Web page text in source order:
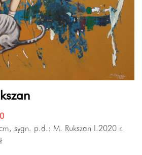
sygn. p.d.: M. Rukszan I.2020 r.